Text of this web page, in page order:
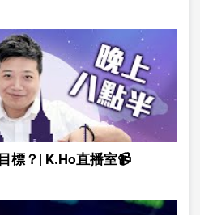
標？| K.Ho直播室📹